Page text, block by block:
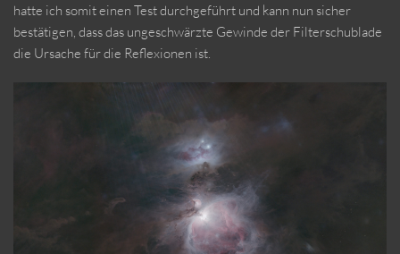
hatte ich somit einen Test durchgeführt und kann nun sicher
bestätigen, dass das ungeschwärzte Gewinde der Filterschublade
die Ursache für die Reflexionen ist.